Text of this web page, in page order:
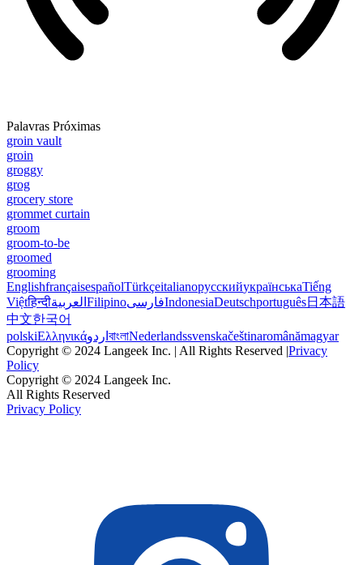
Palavras Próximas
groin vault
groin
groggy
grog
grocery store
grommet curtain
groom
groom-to-be
groomed
grooming
EnglishfrançaisespañolTürkçeitalianoрусскийукраїнськаTiếng
Việtहिन्दीالعربية FilipinoفارسیIndonesiaDeutschportuguês日本語
中文한국어
polskiΕλληνικάاردو বাংলাNederlandssvenskačeštinaromânămagyar
Copyright © 2024 Langeek Inc. | All Rights Reserved |Privacy
Policy
Copyright © 2024 Langeek Inc.
All Rights Reserved
Privacy Policy